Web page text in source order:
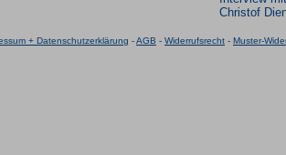
Christof
+ Datenschutzerklärung -AGB - Widerrufsrecht - Muster-